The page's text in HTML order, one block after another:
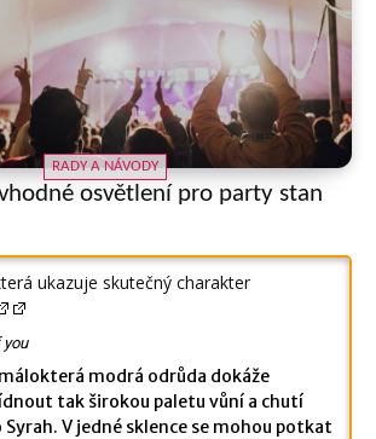
RADY A NÁVODY
osvětlení pro party stan
ukazuje skutečný charakter
you
modrá odrůda dokáže
tak širokou paletu vůní a chutí
Syrah. V jedné sklence se mohou potkat